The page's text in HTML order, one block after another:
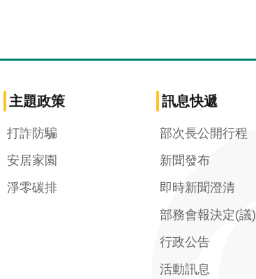
主題政策
打詐防騙
安居家園
淨零碳排
訊息快遞
部次長公開行程
新聞發布
即時新聞澄清
部務會報決定(議)
行政公告
活動訊息